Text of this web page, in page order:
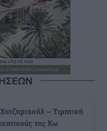
– Τιμητική
της Κω